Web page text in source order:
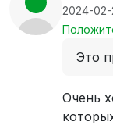
2024-02-
Это
Очень